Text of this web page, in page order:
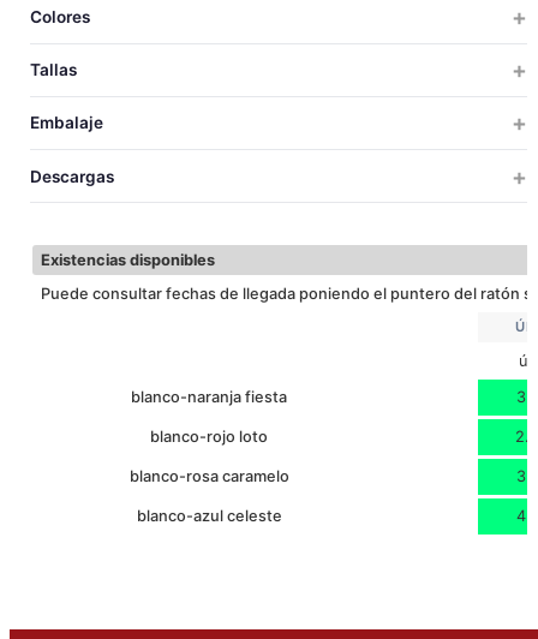
Colores
Tallas
TALLAS ÚNICA
Embalaje
Descargas
Existencias disponibles
Puede consultar fechas de llegada poniendo el puntero del ratón
blanco-naranja fiesta
blanco-rojo loto
blanco-rosa caramelo
blanco-azul celeste